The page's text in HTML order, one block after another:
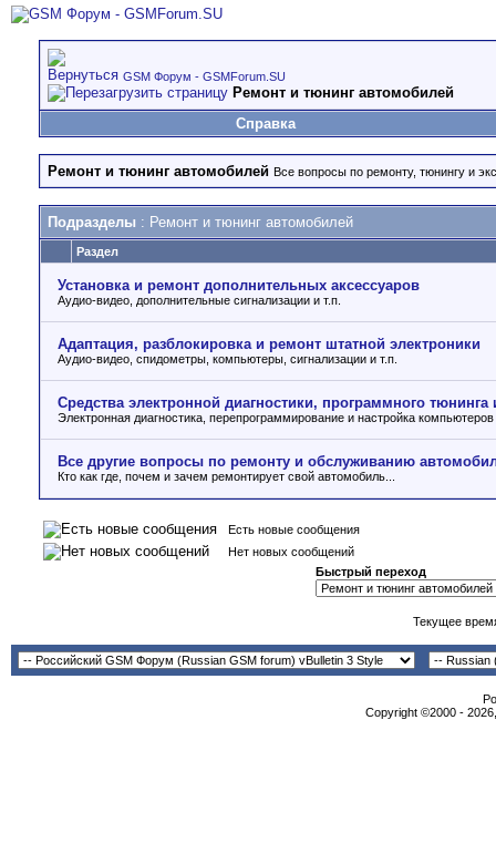
GSM Форум - GSMForum.SU
Ремонт и тюнинг автомобилей
Справка
Ремонт и тюнинг автомобилей Все вопросы по ремонту, тюнингу и
Подразделы : Ремонт и тюнинг автомобилей
Раздел
Установка и ремонт дополнительных аксессуаров
Аудио-видео, дополнительные сигнализации и т.п.
Адаптация, разблокировка и ремонт штатной электроники
Аудио-видео, спидометры, компьютеры, сигнализации и т.п.
Средства электронной диагностики, программного тюнинга
Электронная диагностика, перепрограммирование и настройка
Все другие вопросы по ремонту и обслуживанию
Кто как где, почем и зачем ремонтирует свой автомобиль...
Есть новые сообщения
Нет новых сообщений
Быстрый переход
Текущее
Copyright ©2000 -